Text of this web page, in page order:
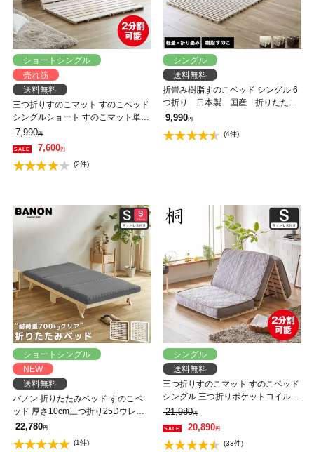
ショートシングル
売れ筋
送料無料
三つ折りすのこマット すのこベッド
シングルショート すのこマット単品
のみ 木製 桐 二分割可能 完成品 低ホ
ルムアルデヒド 布団が干せる
7,990円
7,600円
(2件)
シングル
送料無料
折畳み樹脂すのこベッド シングル 6
つ折り 日本製 国産 折りたたみ
ベッド 軽量 樹脂製
9,990円
(4件)
ショートシングル
NEW
送料無料
バノン 折りたたみベッド すのこベ
ッド 厚さ10cm三つ折り25Dウレタ
ンマットレス付き シングルショート
木製 頑丈 耐荷重700kgクリア 組み
立てラクラク
22,780円
(1件)
シングル
送料無料
三つ折りすのこマット すのこベッド
シングル 三つ折りポケットコイルマ
ットレス付き 木製 桐 二分割可能 完
成品 低ホルムアルデヒド 布団が干
せる
21,980円
20,890円
(33件)